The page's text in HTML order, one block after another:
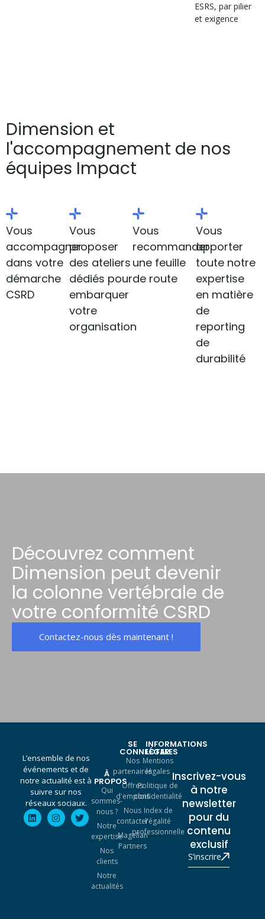
ESRS, par pilier
et exigence
Dimension et
l'accompagnement de nos
équipes Impact
Vous
accompagner
dans votre
démarche
CSRD
Vous
proposer
des ateliers
dédiés pour
embarquer
votre
organisation
Vous
recommander
une feuille
de route
Vous
apporter
toute notre
expertise
en matière
de
reporting
de
durabilité
Découvrez comment
Dimension peut devenir
la colonne vertébrale de
votre conformité CSRD
Contactez-nous dès maintenant !
L’ensemble de nos
événements et de
notre actualité est à
suivre sur nos
réseaux sociaux.
À
PROPOS
Qui
sommes-
nous ?
Notre
expertise
Nos
clients
Notre
actualités
SE
CONNECTER
Nos
partenaires
Offres
d'emplois
Nous
contacter
Magellan
Partners
INFORMATIONS
LÉGALES
Mentions
légales
Politique de
confidentialité
Index de
l'égalité
professionnelle
Inscrivez-vous
à notre
newsletter
pour du
contenu
exclusif
S’inscrire